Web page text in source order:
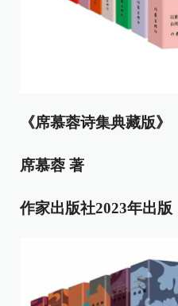
《席慕蓉诗集典藏版》
席慕蓉 著
作家出版社2023年出版